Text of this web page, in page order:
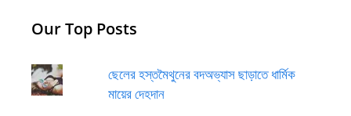
Our Top Posts
ছেলের হস্তমৈথুনের বদঅভ্যাস ছাড়াতে ধার্মিক
মায়ের দেহদান